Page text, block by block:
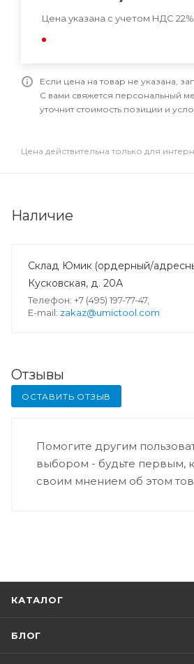
Цена указана с учетом НДС 22%
Если цена на товар не указана,
С вами свяжется персональный
уточнит стоимость позиции и
Цена действительна только для
Наличие
Склад Юмик (ордерный/
Кусковская, д. 20А
Телефон: +7 (495) 197-77-47,
E-mail: zakaz@umictool.com
Отзывы
ОСТАВИТЬ ОТЗЫВ
Помогите другим
выбором - будьте первым,
своим мнением об этом
КАТАЛОГ
БЛОГ